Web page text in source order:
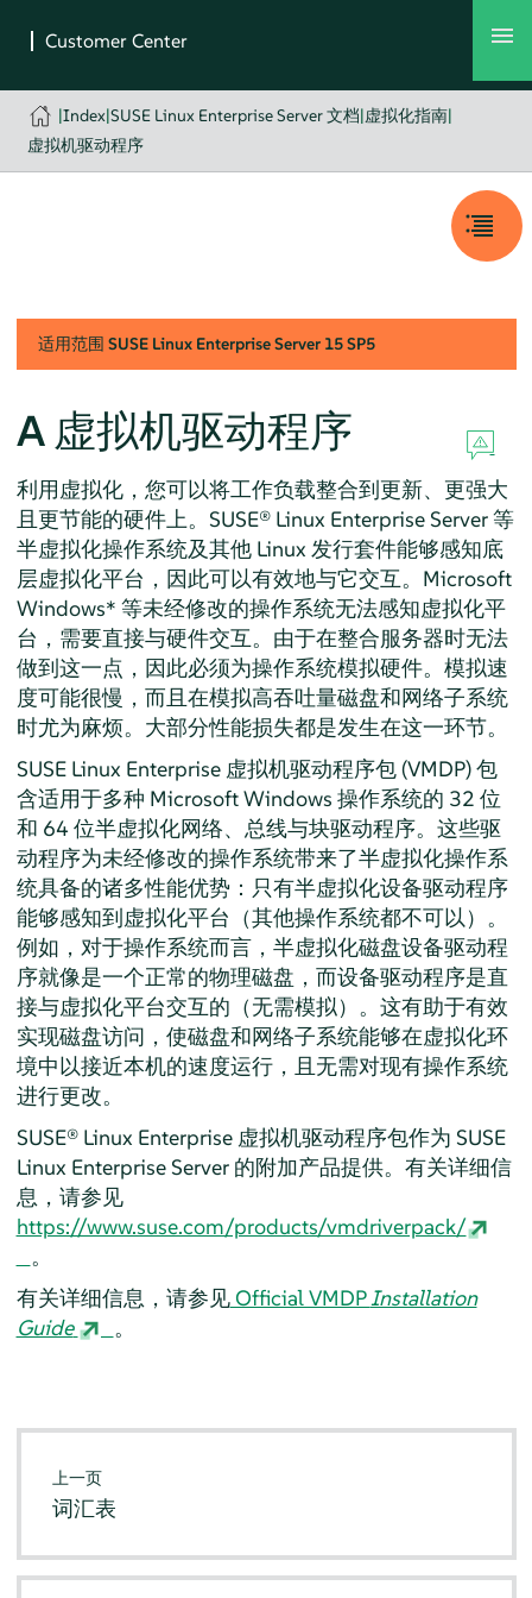
|Index|SUSE Linux Enterprise Server 文档|虚拟化指南|
虚拟机驱动程序
适用范围 SUSE Linux Enterprise Server 15 SP5
A 虚拟机驱动程序
利用虚拟化，您可以将工作负载整合到更新、更强大
且更节能的硬件上。 SUSE® Linux Enterprise Server等
半虚拟化操作系统及其他 Linux 发行套件能够感知底
层虚拟化平台，因此可以有效地与它交互。Microsoft
Windows* 等未经修改的操作系统无法感知虚拟化平
台，需要直接与硬件交互。由于在整合服务器时无法
做到这一点，因此必须为操作系统模拟硬件。模拟速
度可能很慢，而且在模拟高吞吐量磁盘和网络子系统
时尤为麻烦。大部分性能损失都是发生在这一环节。
SUSE Linux Enterprise 虚拟机驱动程序包 (VMDP) 包
含适用于多种 Microsoft Windows 操作系统的 32 位
和 64 位半虚拟化网络、总线与块驱动程序。这些驱
动程序为未经修改的操作系统带来了半虚拟化操作系
统具备的诸多性能优势：只有半虚拟化设备驱动程序
能够感知到虚拟化平台（其他操作系统都不可以）。
例如，对于操作系统而言，半虚拟化磁盘设备驱动程
序就像是一个正常的物理磁盘，而设备驱动程序是直
接与虚拟化平台交互的（无需模拟）。这有助于有效
实现磁盘访问，使磁盘和网络子系统能够在虚拟化环
境中以接近本机的速度运行，且无需对现有操作系统
进行更改。
SUSE® Linux Enterprise 虚拟机驱动程序包作为 SUSE
Linux Enterprise Server的附加产品提供。有关详细信
息，请参见
https://www.suse.com/products/vmdriverpack/
。
有关详细信息，请参见Official VMDPInstallation
Guide
。
上一页
词汇表